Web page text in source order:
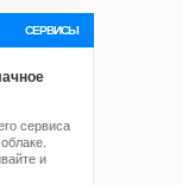
СЕРВИСЫ
сервиса
и